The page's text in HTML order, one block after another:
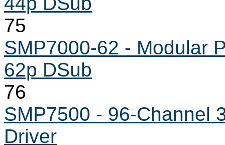
75
SMP7000-62 - Modular
62p DSub
76
SMP7500 - 96-Channel
Driver